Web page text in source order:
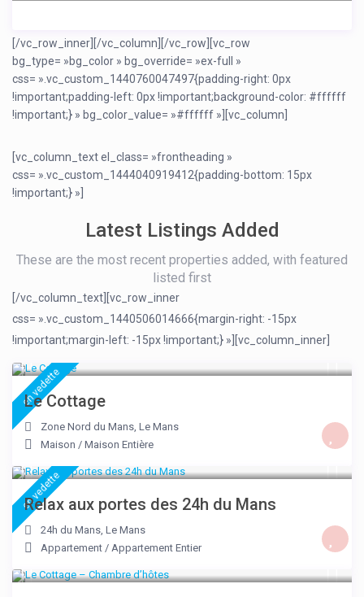
[/vc_row_inner][/vc_column][/vc_row][vc_row
bg_type= »bg_color » bg_override= »ex-full »
css= ».vc_custom_1440760047497{padding-right: 0px
!important;padding-left: 0px !important;background-color: #ffffff
!important;} » bg_color_value= »#ffffff »][vc_column]
[vc_column_text el_class= »frontheading »
css= ».vc_custom_1444040919412{padding-bottom: 15px
!important;} »]
Latest Listings Added
These are the most recent properties added, with featured
listed first
[/vc_column_text][vc_row_inner
css= ».vc_custom_1440506014666{margin-right: -15px
!important;margin-left: -15px !important;} »][vc_column_inner]
en vedette
Le Cottage
Zone Nord du Mans,Le Mans
Maison /Maison Entière
en vedette
Relax aux portes des 24h du Mans
24h du Mans,Le Mans
Appartement /Appartement Entier